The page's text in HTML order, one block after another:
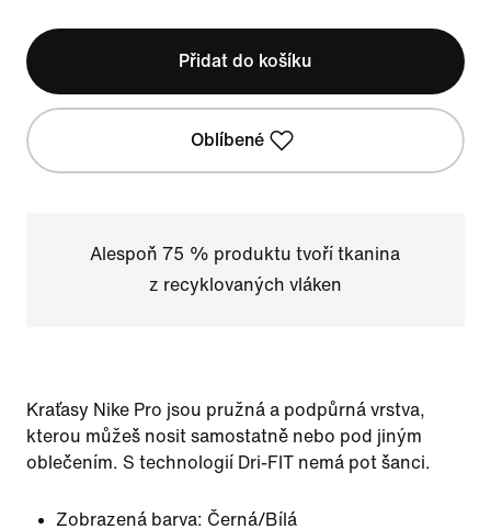
Přidat do košíku
Oblíbené
Alespoň 75 % produktu tvoří tkanina
z recyklovaných vláken
Kraťasy Nike Pro jsou pružná a podpůrná vrstva,
kterou můžeš nosit samostatně nebo pod jiným
oblečením. S technologií Dri-FIT nemá pot šanci.
Zobrazená barva: Černá/Bílá